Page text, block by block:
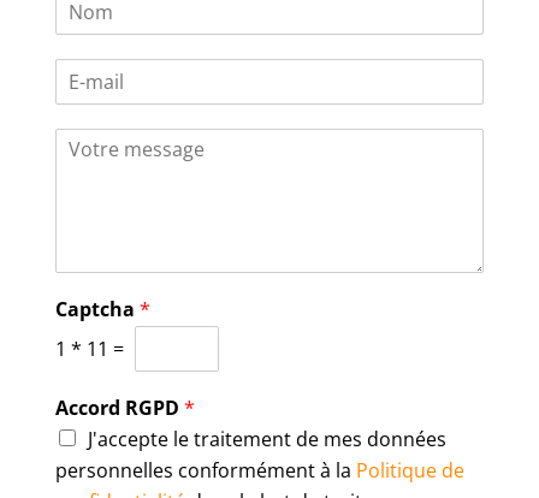
s
a
e
Captcha *
1 * 11 =
Accord RGPD *
J'accepte le traitement de mes données
personnelles conformément à la Politique de